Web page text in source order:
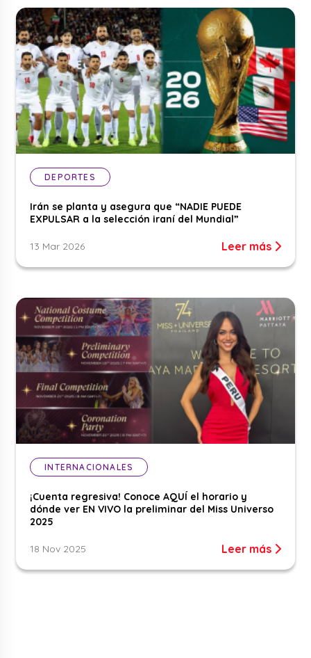
DEPORTES
Irán se planta y asegura que “NADIE PUEDE
EXPULSAR a la selección iraní del Mundial”
13 Mar 2026 Leer más
INTERNACIONALES
¡Cuenta regresiva! Conoce AQUÍ el horario y
dónde ver EN VIVO la preliminar del Miss Universo
2025
18 Nov 2025 Leer más